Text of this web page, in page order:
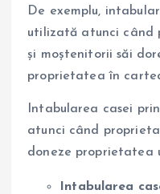
De exemplu,
utilizată atunci când
și moștenitorii săi
proprietatea în
Intabularea casei
atunci când
doneze proprietatea
Intabularea